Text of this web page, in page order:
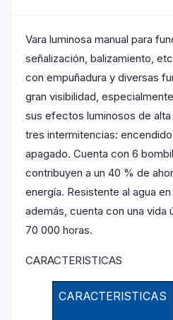
Vara luminosa manual para
señalización, balizamiento,
con empuñadura y diversas
gran visibilidad,
sus efectos luminosos de
tres intermitencias:
apagado. Cuenta con 6
contribuyen a un 40 % de
energía. Resistente al agua
además, cuenta con una vida
70 000 horas.
CARACTERISTICAS
CARACTERISTICAS